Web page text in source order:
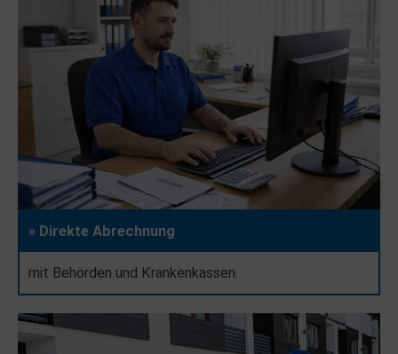
» Direkte Abrechnung
mit Behörden und Krankenkassen.